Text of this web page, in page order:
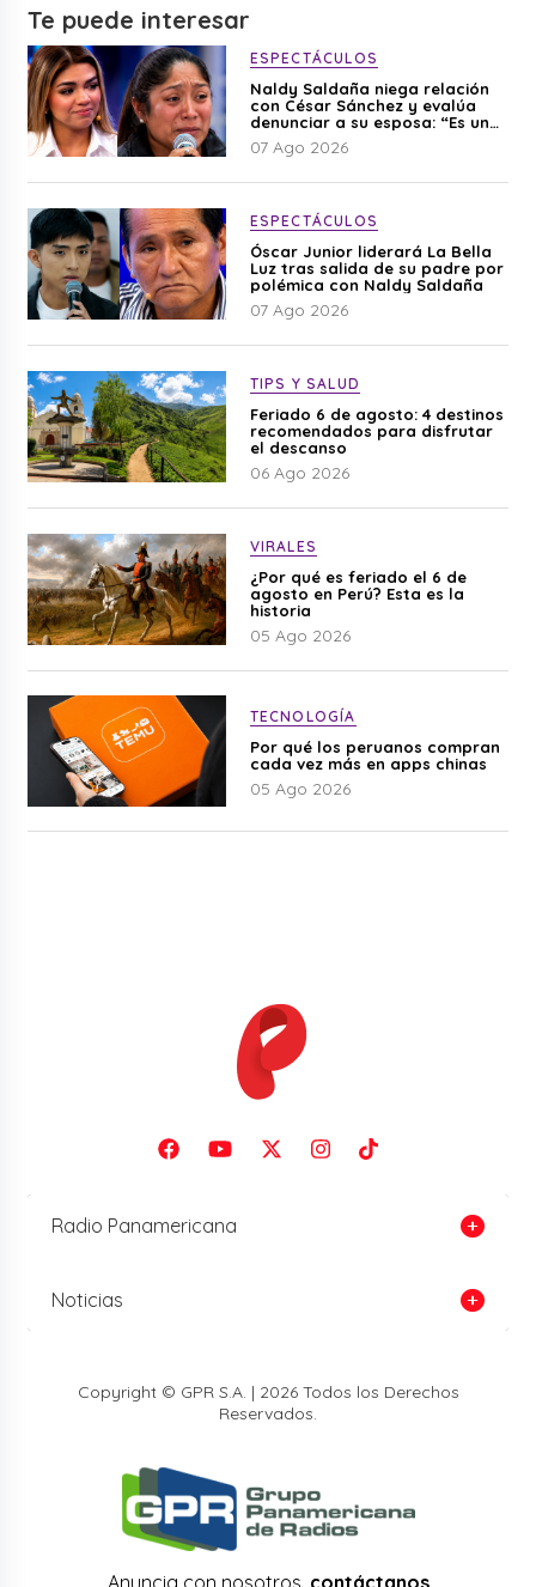
Te puede interesar
ESPECTÁCULOS
Naldy Saldaña niega relación
con César Sánchez y evalúa
denunciar a su esposa: “Es una
difamación”
07 Ago 2026
ESPECTÁCULOS
Óscar Junior liderará La Bella
Luz tras salida de su padre por
polémica con Naldy Saldaña
07 Ago 2026
TIPS Y SALUD
Feriado 6 de agosto: 4 destinos
recomendados para disfrutar
el descanso
06 Ago 2026
VIRALES
¿Por qué es feriado el 6 de
agosto en Perú? Esta es la
historia
05 Ago 2026
TECNOLOGÍA
Por qué los peruanos compran
cada vez más en apps chinas
05 Ago 2026
Radio Panamericana
Noticias
Copyright © GPR S.A. | 2026 Todos los Derechos
Reservados.
Anuncia con nosotros, contáctanos